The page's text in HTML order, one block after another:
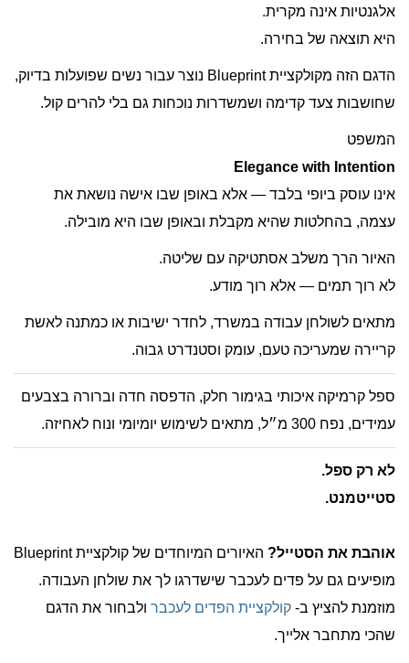
אלגנטיות אינה מקרית.
היא תוצאה של בחירה.
הדגם הזה מקולקציית Blueprint נוצר עבור נשים שפועלות בדיוק,
שחושבות צעד קדימה ושמשדרות נוכחות גם בלי להרים קול.
המשפט
Elegance with Intention
אינו עוסק ביופי בלבד — אלא באופן שבו אישה נושאת את
עצמה, בהחלטות שהיא מקבלת ובאופן שבו היא מובילה.
האיור הרך משלב אסתטיקה עם שליטה.
לא רוך תמים — אלא רוך מודע.
מתאים לשולחן עבודה במשרד, לחדר ישיבות או כמתנה לאשת
קריירה שמעריכה טעם, עומק וסטנדרט גבוה.
ספל קרמיקה איכותי בגימור חלק, הדפסה חדה וברורה בצבעים
עמידים, נפח 300 מ״ל, מתאים לשימוש יומיומי ונוח לאחיזה.
לא רק ספל.
סטייטמנט.
אוהבת את הסטייל?
האיורים המיוחדים של קולקציית Blueprint
מופיעים גם על פדים לעכבר שישדרגו לך את שולחן העבודה.
מוזמנת להציץ ב- קולקציית הפדים לעכבר ולבחור את הדגם
שהכי מתחבר אלייך.